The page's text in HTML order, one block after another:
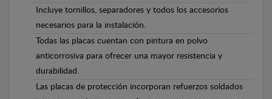
Incluye tornillos, separadores y todos los accesorios
necesarios para la instalación.
Todas las placas cuentan con pintura en polvo
anticorrosiva para ofrecer una mayor resistencia y
durabilidad.
Las placas de protección incorporan refuerzos soldados